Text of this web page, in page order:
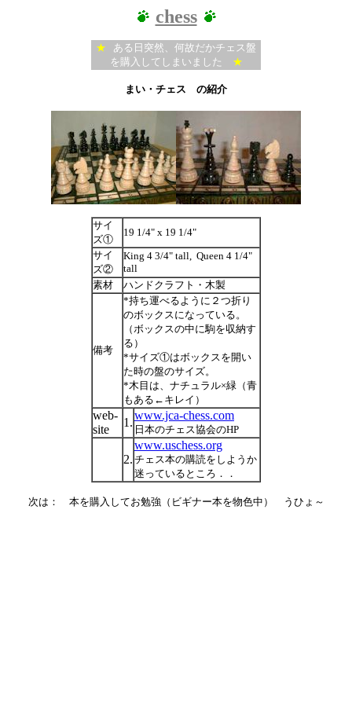
chess
★ ある日突然、何故だかチェス盤
を購入してしまいました ★
まい・チェス の紹介
サイ
ズ①
19 1/4" x 19 1/4"
サイ
ズ②
King 4 3/4" tall, Queen 4 1/4"
tall
素材
ハンドクラフト・木製
備考
*持ち運べるように２つ折り
のボックスになっている。
（ボックスの中に駒を収納す
る）
*サイズ①はボックスを開い
た時の盤のサイズ。
*木目は、ナチュラル×緑（青
もある←キレイ）
web-
site
1.
www.jca-chess.com
日本のチェス協会のHP
2.
www.uschess.org
チェス本の購読をしようか
迷っているところ．．
次は： 本を購入してお勉強（ビギナー本を物色中） うひょ～